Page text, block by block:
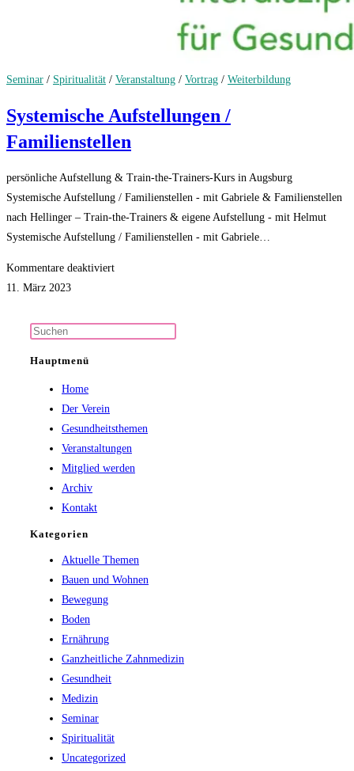
Seminar / Spiritualität / Veranstaltung / Vortrag / Weiterbildung
Systemische Aufstellungen /
Familienstellen
persönliche Aufstellung & Train-the-Trainers-Kurs in Augsburg
Systemische Aufstellung / Familienstellen - mit Gabriele & Familienstellen
nach Hellinger – Train-the-Trainers & eigene Aufstellung - mit Helmut
Systemische Aufstellung / Familienstellen - mit Gabriele…
Kommentare deaktiviertfür
/
11. März 2023
Hauptmenü
Home
Der Verein
Gesundheitsthemen
Veranstaltungen
Mitglied werden
Archiv
Kontakt
Kategorien
Aktuelle Themen
Bauen und Wohnen
Bewegung
Boden
Ernährung
Ganzheitliche Zahnmedizin
Gesundheit
Medizin
Seminar
Spiritualität
Uncategorized